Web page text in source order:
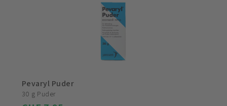
Pevaryl Puder
30 g Puder